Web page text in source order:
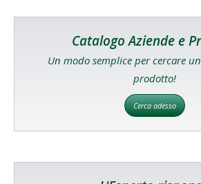
Catalogo Aziende e
Un modo semplice per cercare
prodotto!
Cerca adesso